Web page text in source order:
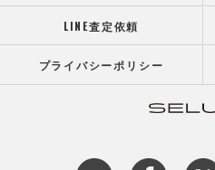
LINE査定依頼
プライバシーポリシー